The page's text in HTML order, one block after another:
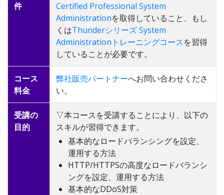
件
Certified Professional System
Administrationを取得していること、もし
くはThunderシリーズ System
Administrationトレーニングコースを習得
していることが必要です。
コース
料金
弊社販売パートナーへお問い合わせくださ
い。
受講の
目的
▽本コースを受講することにより、以下の
スキルが習得できます。
基本的なロードバランシングを設定、
運用する方法
HTTP/HTTPSの高度なロードバランシ
ングを設定、運用する方法
基本的なDDoS対策